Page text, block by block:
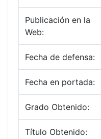
Publicación en la
Web:
Fecha de defensa:
Fecha en portada:
Grado Obtenido:
Título Obtenido: